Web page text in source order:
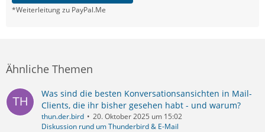
*Weiterleitung zu PayPal.Me
Ähnliche Themen
Was sind die besten Konversationsansichten in Mail-
Clients, die ihr bisher gesehen habt - und warum?
thun.der.bird
20. Oktober 2025 um 15:02
Diskussion rund um Thunderbird & E-Mail